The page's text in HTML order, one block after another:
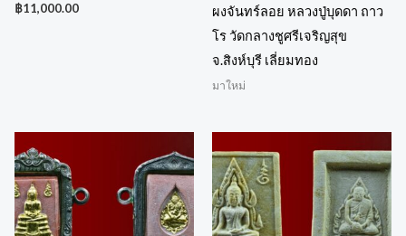
฿11,000.00
ผงจันทร์ลอย หลวงปู่บุดดา ถาว
โร วัดกลางชูศรีเจริญสุข
จ.สิงห์บุรี เลี่ยมทอง
มาใหม่